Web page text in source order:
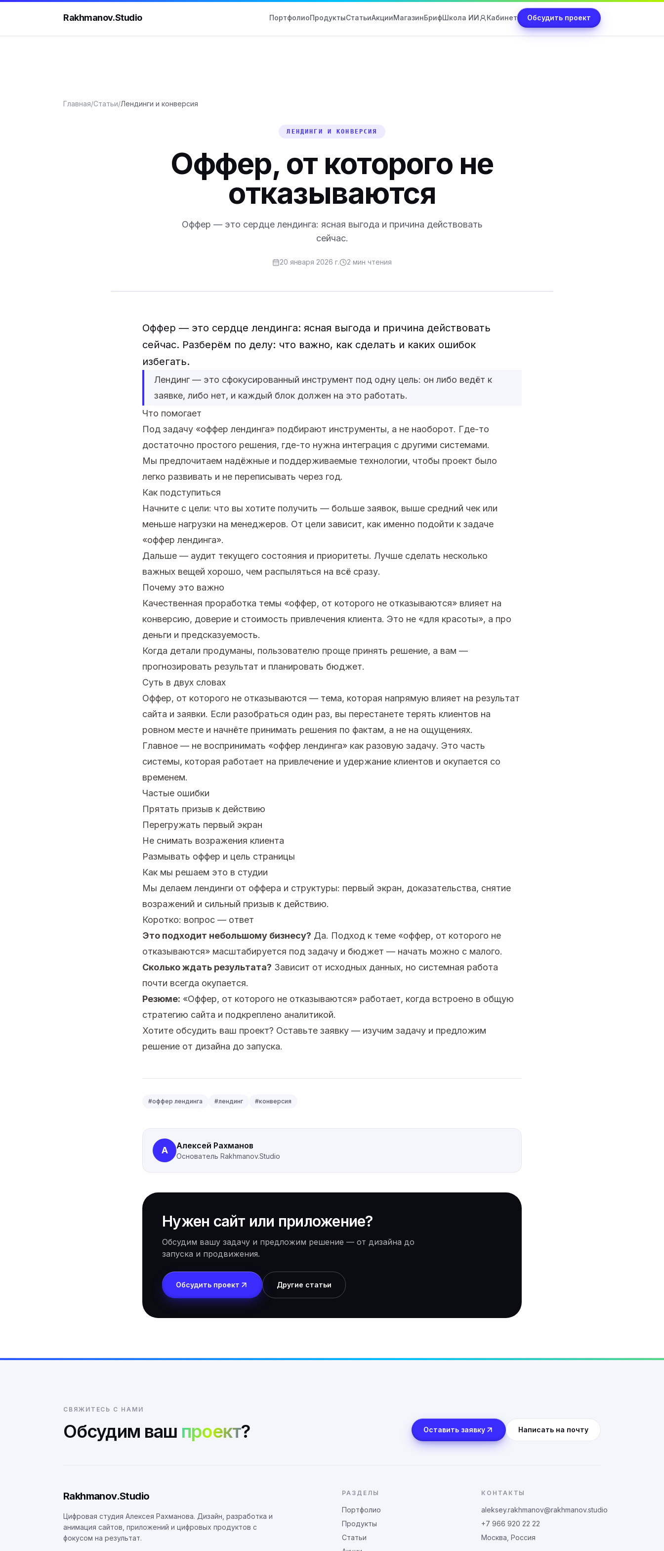
Rakhmanov.Studio ПортфолиоПродуктыСтатьиАкцииМагазинБрифШкола ИИ Кабинет Обсудить проект
Главная/Статьи/Лендинги и конверсия
ЛЕНДИНГИ И КОНВЕРСИЯ
Оффер, от которого не
отказываются
Оффер — это сердце лендинга: ясная выгода и причина действовать
сейчас.
20 января 2026 г. 2 мин чтения
Оффер — это сердце лендинга: ясная выгода и причина действовать
сейчас. Разберём по делу: что важно, как сделать и каких ошибок
избегать.
Лендинг — это сфокусированный инструмент под одну цель: он либо ведёт к
заявке, либо нет, и каждый блок должен на это работать.
Что помогает
Под задачу «оффер лендинга» подбирают инструменты, а не наоборот. Где-то
достаточно простого решения, где-то нужна интеграция с другими системами.
Мы предпочитаем надёжные и поддерживаемые технологии, чтобы проект было
легко развивать и не переписывать через год.
Как подступиться
Начните с цели: что вы хотите получить — больше заявок, выше средний чек или
меньше нагрузки на менеджеров. От цели зависит, как именно подойти к задаче
«оффер лендинга».
Дальше — аудит текущего состояния и приоритеты. Лучше сделать несколько
важных вещей хорошо, чем распыляться на всё сразу.
Почему это важно
Качественная проработка темы «оффер, от которого не отказываются» влияет на
конверсию, доверие и стоимость привлечения клиента. Это не «для красоты», а про
деньги и предсказуемость.
Когда детали продуманы, пользователю проще принять решение, а вам —
прогнозировать результат и планировать бюджет.
Суть в двух словах
Оффер, от которого не отказываются — тема, которая напрямую влияет на результат
сайта и заявки. Если разобраться один раз, вы перестанете терять клиентов на
ровном месте и начнёте принимать решения по фактам, а не на ощущениях.
Главное — не воспринимать «оффер лендинга» как разовую задачу. Это часть
системы, которая работает на привлечение и удержание клиентов и окупается со
временем.
Частые ошибки
Прятать призыв к действию
Перегружать первый экран
Не снимать возражения клиента
Размывать оффер и цель страницы
Как мы решаем это в студии
Мы делаем лендинги от оффера и структуры: первый экран, доказательства, снятие
возражений и сильный призыв к действию.
Коротко: вопрос — ответ
Это подходит небольшому бизнесу? Да. Подход к теме «оффер, от которого не
отказываются» масштабируется под задачу и бюджет — начать можно с малого.
Сколько ждать результата? Зависит от исходных данных, но системная работа
почти всегда окупается.
Резюме: «Оффер, от которого не отказываются» работает, когда встроено в общую
стратегию сайта и подкреплено аналитикой.
Хотите обсудить ваш проект? Оставьте заявку — изучим задачу и предложим
решение от дизайна до запуска.
#оффер лендинга #лендинг #конверсия
А Алексей Рахманов
Основатель Rakhmanov.Studio
Нужен сайт или приложение?
Обсудим вашу задачу и предложим решение — от дизайна до
запуска и продвижения.
Обсудить проект Другие статьи
СВЯЖИТЕСЬ С НАМИ
Обсудим ваш проект? Оставить заявку Написать на почту
Rakhmanov.Studio
Цифровая студия Алексея Рахманова. Дизайн, разработка и
анимация сайтов, приложений и цифровых продуктов с
фокусом на результат.
РАЗДЕЛЫ
Портфолио
Продукты
Статьи
КОНТАКТЫ
aleksey.rakhmanov@rakhmanov.studio
+7 966 920 22 22
Москва, Россия